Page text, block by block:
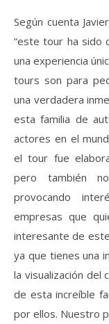
Según cuenta
“este tour ha sido
una experiencia
tours son para
una verdadera
esta familia de
actores en el
el tour fue
pero también
provocando
empresas que
interesante de
ya que tienes una
la visualización del
de esta increíble
por ellos. Nuestro